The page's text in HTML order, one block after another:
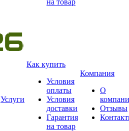
на товар
Услуги
Как купить
Условия
оплаты
Условия
доставки
Гарантия
на товар
Компания
О
Отзывы